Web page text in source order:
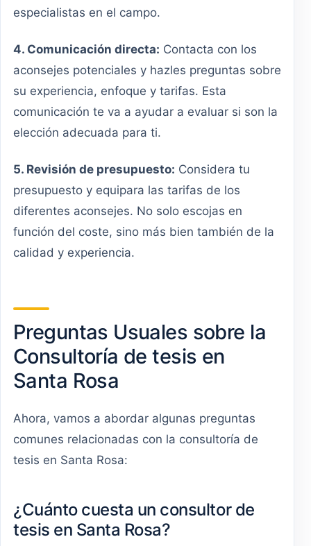
especialistas en el campo.
4. Comunicación directa: Contacta con los
aconsejes potenciales y hazles preguntas sobre
su experiencia, enfoque y tarifas. Esta
comunicación te va a ayudar a evaluar si son la
elección adecuada para ti.
5. Revisión de presupuesto: Considera tu
presupuesto y equipara las tarifas de los
diferentes aconsejes. No solo escojas en
función del coste, sino más bien también de la
calidad y experiencia.
Preguntas Usuales sobre la
Consultoría de tesis en
Santa Rosa
Ahora, vamos a abordar algunas preguntas
comunes relacionadas con la consultoría de
tesis en Santa Rosa:
¿Cuánto cuesta un consultor de
tesis en Santa Rosa?